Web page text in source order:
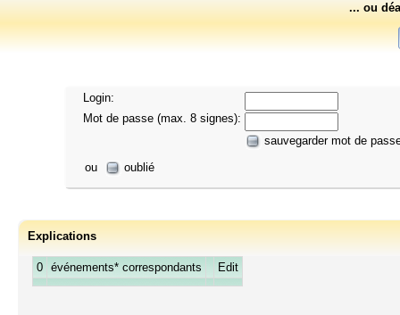
... ou
Login:
Mot de passe (max. 8 signes):
sauvegarder mot de
ou
oublié
Explications
0 événements* correspondants Edit